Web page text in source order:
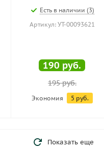
Есть в наличии (3)
Артикул: УТ-00093621
190 руб.
195руб.
Экономия 5 руб.
Показать еще